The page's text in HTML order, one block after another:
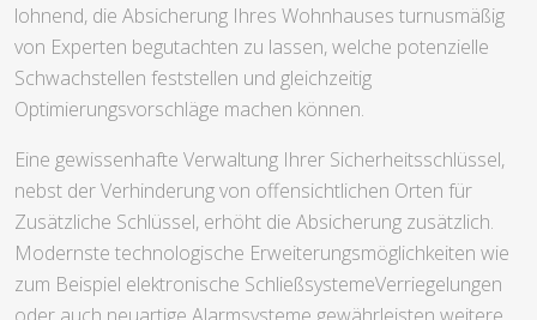
lohnend, die Absicherung Ihres Wohnhauses turnusmäßig
von Experten begutachten zu lassen, welche potenzielle
Schwachstellen feststellen und gleichzeitig
Optimierungsvorschläge machen können.
Eine gewissenhafte Verwaltung Ihrer Sicherheitsschlüssel,
nebst der Verhinderung von offensichtlichen Orten für
Zusätzliche Schlüssel, erhöht die Absicherung zusätzlich.
Modernste technologische Erweiterungsmöglichkeiten wie
zum Beispiel elektronische SchließsystemeVerriegelungen
oder auch neuartige Alarmsysteme gewährleisten weitere